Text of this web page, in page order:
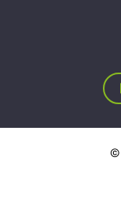
©